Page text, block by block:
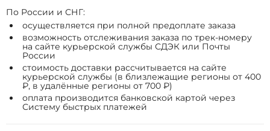
По России и СНГ:
осуществляется при полной предоплате заказа
возможность отслеживания заказа по трек-номеру
на сайте курьерской службы СДЭК или Почты
России
стоимость доставки рассчитывается на сайте
курьерской службы (в близлежащие регионы от 400
₽, в удалённые регионы от 700 ₽)
оплата производится банковской картой через
Систему быстрых платежей